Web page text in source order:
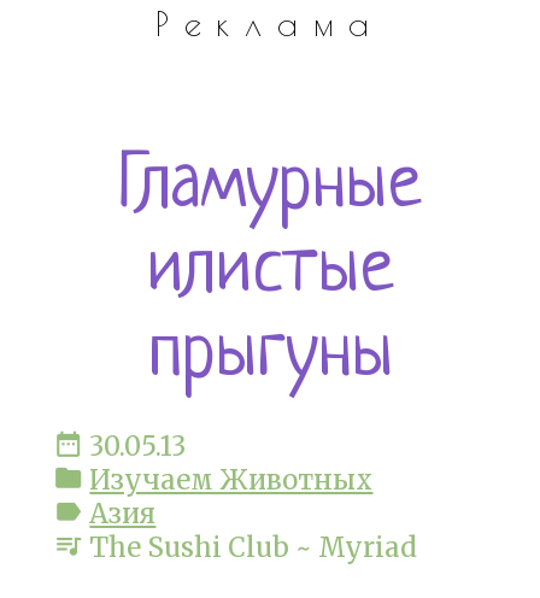
Реклама
Гламурные
илистые
прыгуны
date_range 30.05.13
folder Изучаем Животных
label Азия
queue_music The Sushi Club ~ Myriad